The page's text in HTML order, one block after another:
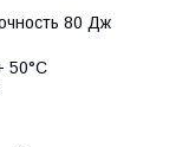
80 Дж
50°C